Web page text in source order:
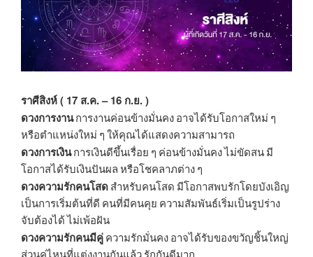
ราศีสิงห์ ( 17 ส.ค. – 16 ก.ย. )
ดวงการงานการงานค่อนข้างมั่นคง อาจได้รับโอกาสใหม่ ๆ
หรือตำแหน่งใหม่ ๆ ให้คุณได้แสดงความสามารถ
ดวงการเงินการเงินดีขึ้นเรื่อย ๆ ค่อนข้างมั่นคง ไม่ขัดสน มี
โอกาสได้รับเงินปันผล หรือโชคลาภต่าง ๆ
ดวงความรักคนโสด สำหรับคนโสด มีโอกาสพบรักโดยบังเอิญ
เป็นการเริ่มต้นที่ดี คนที่มีคนคุย ความสัมพันธ์เริ่มเป็นรูปร่าง
จับต้องได้ ไม่เพ้อฝัน
ดวงความรักคนมีคู่ ความรักมั่นคง อาจได้รับของขวัญชิ้นใหญ่